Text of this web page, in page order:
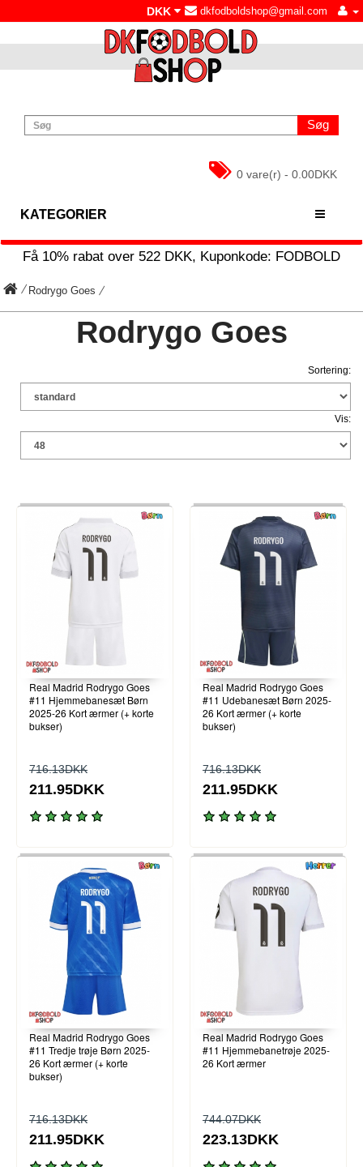
dkfodboldshop@gmail.com
DKK
Søg
0 vare(r) - 0.00DKK
KATEGORIER
Få 10% rabat over 522 DKK, Kuponkode: FODBOLD
Rodrygo Goes
Rodrygo Goes
Sortering:
Vis:
Real Madrid Rodrygo Goes
#11 Hjemmebanesæt Børn
2025-26 Kort ærmer (+ korte
bukser)
716.13DKK
211.95DKK
Real Madrid Rodrygo Goes
#11 Udebanesæt Børn 2025-
26 Kort ærmer (+ korte
bukser)
716.13DKK
211.95DKK
Real Madrid Rodrygo Goes
#11 Tredje trøje Børn 2025-
26 Kort ærmer (+ korte
bukser)
716.13DKK
211.95DKK
Real Madrid Rodrygo Goes
#11 Hjemmebanetrøje 2025-
26 Kort ærmer
744.07DKK
223.13DKK